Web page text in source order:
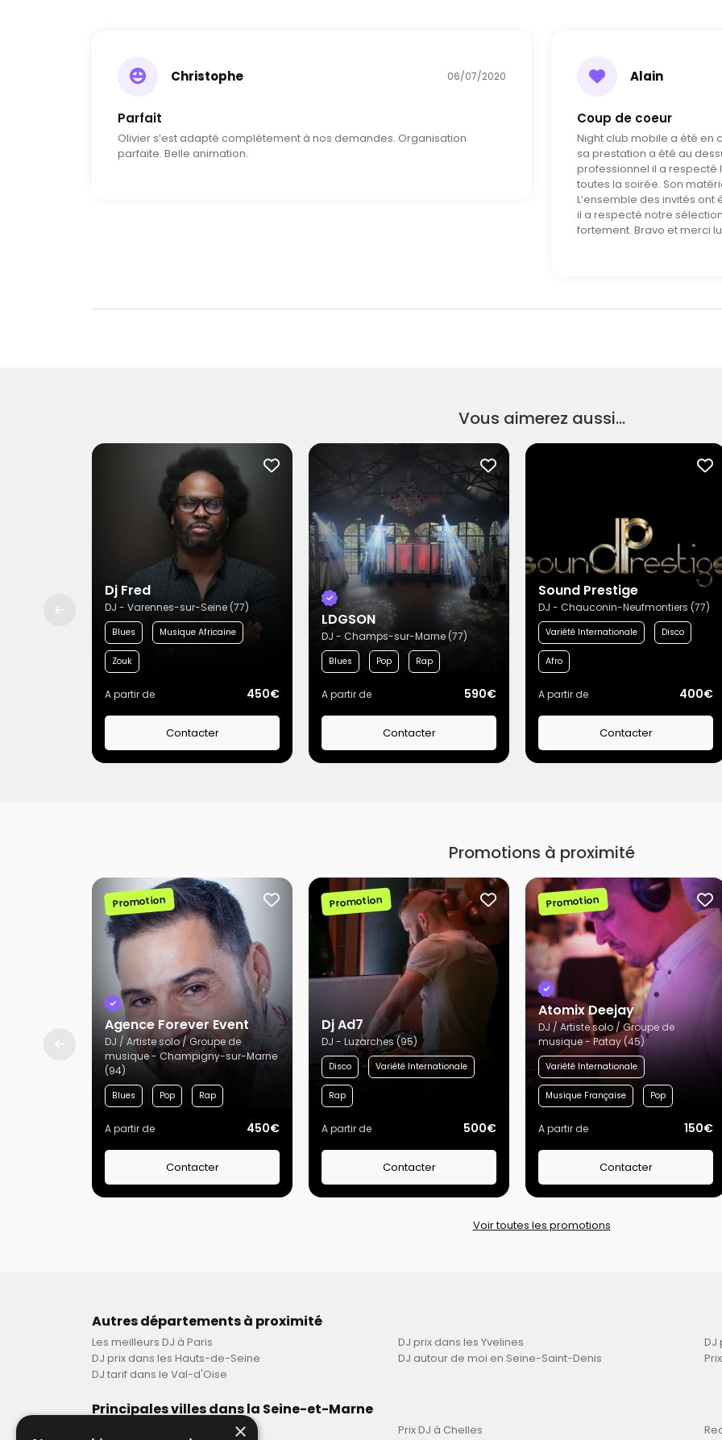
Christophe 06/07/2020
Parfait
Olivier s’est adapté complètement à nos demandes. Organisation
parfaite. Belle animation.
Alain
Coup de coeur
Night club mobile a été en
sa prestation a été au
professionnel il a respecté
toutes la soirée. Son
L’ensemble des invités
il a respecté notre
fortement. Bravo et merci
Vous aimerez aussi...
Dj Fred
DJ - Varennes-sur-Seine (77)
Blues Musique Africaine
Zouk
A partir de 450€
Contacter
LDGSON
DJ - Champs-sur-Marne (77)
Blues Pop Rap
A partir de 590€
Contacter
Sound Prestige
DJ - Chauconin-Neufmontiers (77)
Variété Internationale Disco
Afro
A partir de 400€
Contacter
Promotions à proximité
Promotion
Agence Forever Event
DJ / Artiste solo / Groupe de
musique - Champigny-sur-Marne
(94)
Blues Pop Rap
A partir de 450€
Contacter
Promotion
Dj Ad7
DJ - Luzarches (95)
Disco Variété Internationale
Rap
A partir de 500€
Contacter
Promotion
Atomix Deejay
DJ / Artiste solo / Groupe de
musique - Patay (45)
Variété Internationale
Musique Française Pop
A partir de 150€
Contacter
Voir toutes les promotions
Autres départements à proximité
Les meilleurs DJ à Paris DJ prix dans les Yvelines
DJ
DJ prix dans les Hauts-de-Seine
DJ autour de moi en Seine-Saint-Denis
DJ tarif dans le Val-d'Oise
Principales villes dans la Seine-et-Marne
Prix DJ à Chelles
×